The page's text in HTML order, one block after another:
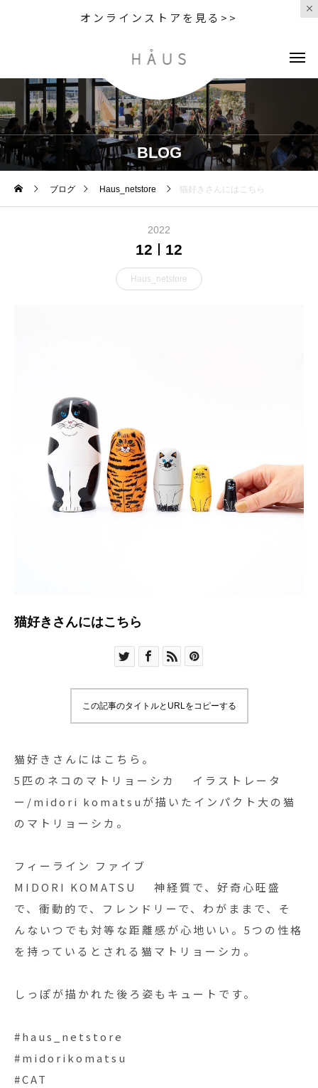
オンラインストアを見る>>
BLOG
ブログ Haus_netstore 猫好きさんにはこちら
2022
12 12
Haus_netstore
猫好きさんにはこちら
この記事のタイトルとURLをコピーする
猫好きさんにはこちら。
5匹のネコのマトリョーシカ イラストレータ
ー/midori komatsuが描いたインパクト大の猫
のマトリョーシカ。
フィーライン ファイブ
MIDORI KOMATSU 神経質で、好奇心旺盛
で、衝動的で、フレンドリーで、わがままで、そ
んないつでも対等な距離感が心地いい。5つの性格
を持っているとされる猫マトリョーシカ。
しっぽが描かれた後ろ姿もキュートです。
#haus_netstore
#midorikomatsu
#CAT